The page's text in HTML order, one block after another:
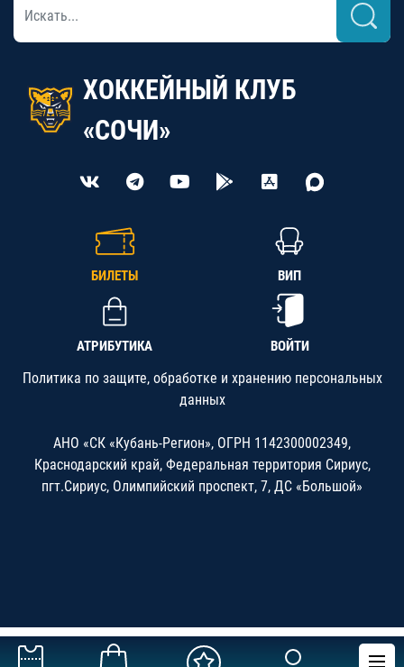
ХОККЕЙНЫЙ КЛУБ
«СОЧИ»
БИЛЕТЫ ВИП
АТРИБУТИКА ВОЙТИ
Политика по защите, обработке и хранению персональных
данных
АНО «СК «Кубань-Регион», ОГРН 1142300002349,
Краснодарский край, Федеральная территория Сириус,
пгт.Сириус, Олимпийский проспект, 7, ДС «Большой»